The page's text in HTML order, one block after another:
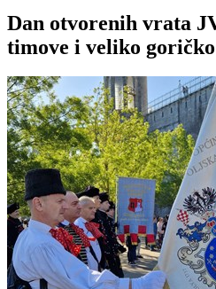
Dan otvorenih vrata
timove i veliko